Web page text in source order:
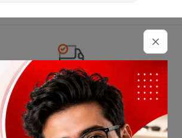
تحویل اکسپرس
اطلاعات تماس